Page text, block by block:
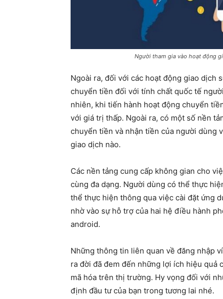
Người tham gia vào hoạt động
Ngoài ra, đối với các hoạt động giao
chuyển tiền đối với tính chất quốc tế
nhiên, khi tiến hành hoạt động chuyển
với giá trị thấp. Ngoài ra, có một số nền
chuyển tiền và nhận tiền của người dùng
giao dịch nào.
Các nền tảng cung cấp không gian cho
cùng đa dạng. Người dùng có thể thực
thể thực hiện thông qua việc cài đặt ứng
nhờ vào sự hỗ trợ của hai hệ điều hành
android.
Những thông tin liên quan về đăng nhập
ra đời đã đem đến những lợi ích hiệu quả
mã hóa trên thị trường. Hy vọng đối với
định đầu tư của bạn trong tương lai nhé.